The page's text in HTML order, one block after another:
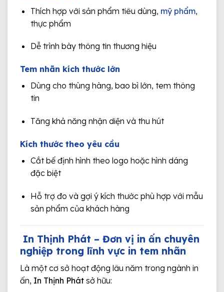
Thích hợp với sản phẩm tiêu dùng, mỹ phẩm,
thực phẩm
Dễ trình bày thông tin thương hiệu
Tem nhãn kích thước lớn
Dùng cho thùng hàng, bao bì lớn, tem thông
tin
Tăng khả năng nhận diện và thu hút
Kích thước theo yêu cầu
Cắt bế định hình theo logo hoặc hình dáng
đặc biệt
Hỗ trợ đo và gợi ý kích thước phù hợp với mẫu
sản phẩm của khách hàng
In Thịnh Phát – Đơn vị in ấn chuyên
nghiệp trong lĩnh vực in tem nhãn
Là một cơ sở hoạt động lâu năm trong ngành in
ấn, In Thịnh Phát sở hữu: